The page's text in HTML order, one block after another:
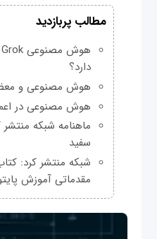
مطالب پربازدید
دارد؟
هوش مصنوعی و
هوش مصنوعی در
سفید
شبکه منتشر کرد:
مقدماتی آموزش